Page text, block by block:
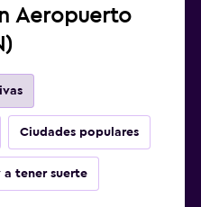
Aeropuerto
Ciudades populares
a tener suerte